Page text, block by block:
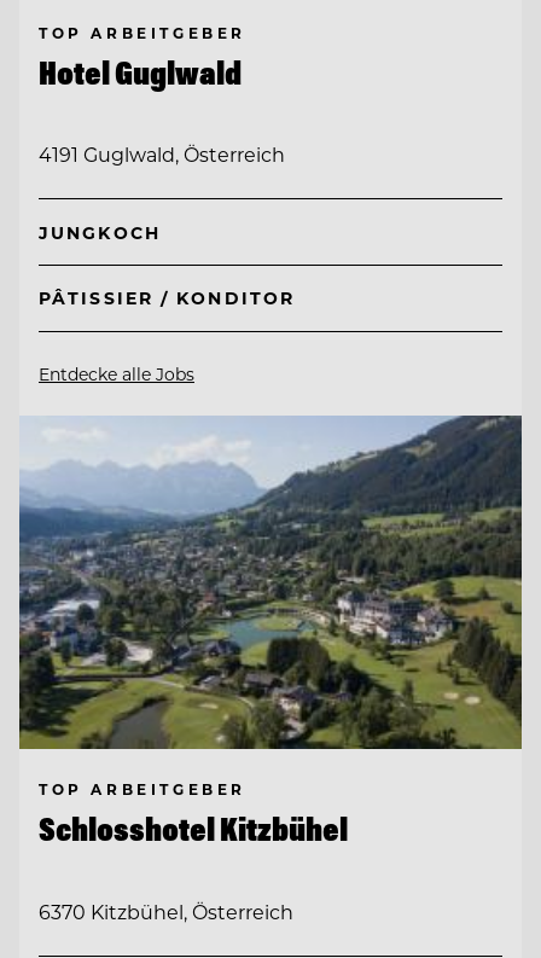
TOP ARBEITGEBER
Hotel Guglwald
4191 Guglwald, Österreich
JUNGKOCH
PÂTISSIER / KONDITOR
Entdecke alle Jobs
TOP ARBEITGEBER
Schlosshotel Kitzbühel
6370 Kitzbühel, Österreich